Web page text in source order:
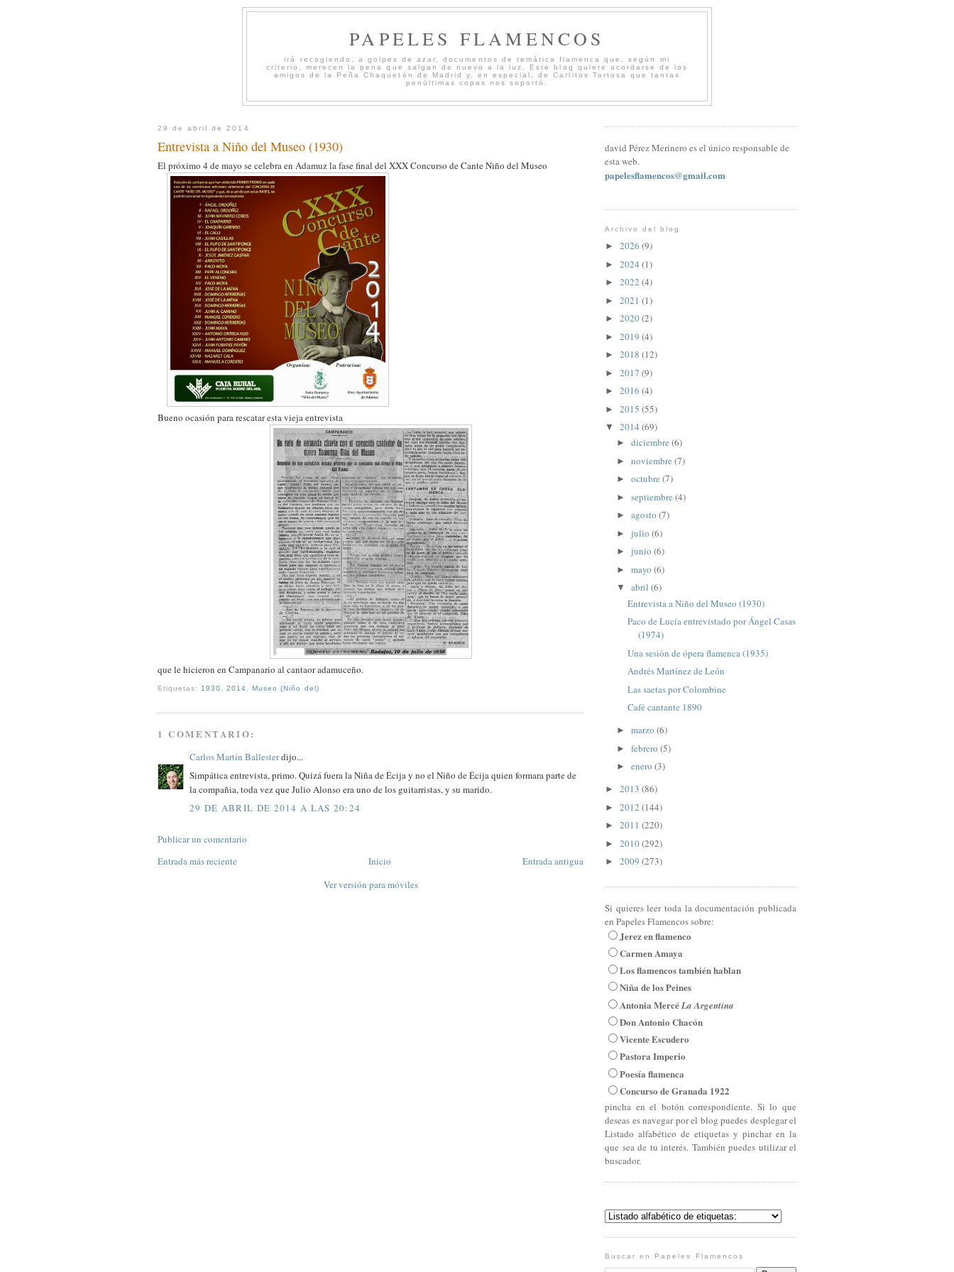
PAPELES FLAMENCOS
irá recogiendo, a golpes de azar, documentos de temática flamenca que, según mi
criterio, merecen la pena que salgan de nuevo a la luz. Este blog quiere acordarse de los
amigos de la Peña Chaquetón de Madrid y, en especial, de Carlitos Tortosa que tantas
penúltimas copas nos soportó.
29 de abril de 2014
Entrevista a Niño del Museo (1930)
El próximo 4 de mayo se celebra en Adamuz la fase final del XXX Concurso de Cante Niño del Museo
Bueno ocasión para rescatar esta vieja entrevista
que le hicieron en Campanario al cantaor adamuceño.
Etiquetas: 1930 ,2014 ,Museo (Niño del)
1 COMENTARIO:
Carlos Martín Ballesterdijo...
Simpática entrevista, primo. Quizá fuera la Niña de Écija y no el Niño de Écija quien formara parte de
la compañia, toda vez que Julio Alonso era uno de los guitarristas, y su marido.
29 DE ABRIL DE 2014 A LAS 20:24
Publicar un comentario
Entrada más reciente
Entrada antigua
Inicio
Ver versión para móviles
david Pérez Merinero es el único responsable de
esta web.
papelesflamencos@gmail.com
Archivo del blog
► 2026 (9)
► 2024 (1)
► 2022 (4)
► 2021 (1)
► 2020(2)
► 2019 (4)
► 2018 (12)
► 2017 (9)
► 2016 (4)
► 2015 (55)
▼ 2014 (69)
► diciembre (6)
► noviembre (7)
► octubre (7)
► septiembre (4)
► agosto (7)
► julio (6)
► junio (6)
► mayo (6)
▼ abril (6)
Entrevista a Niño del Museo (1930)
Paco de Lucía entrevistado por Ángel Casas
(1974)
Una sesión de ópera flamenca (1935)
Andrés Martínez de León
Las saetas por Colombine
Café cantante 1890
► marzo (6)
► febrero (5)
► enero (3)
► 2013 (86)
► 2012 (144)
► 2011 (220)
► 2010(292)
► 2009 (273)
Si quieres leer toda la documentación publicada
en Papeles Flamencos sobre:
Jerez en flamenco
Carmen Amaya
Los flamencos también hablan
Niña de los Peines
Antonia MercéLa Argentina
Don Antonio Chacón
Vicente Escudero
Pastora Imperio
Poesía flamenca
Concurso de Granada 1922
pincha en el botón correspondiente. Si lo que
deseas es navegar por el blog puedes desplegar el
Listado alfabético de etiquetas y pinchar en la
que sea de tu interés. También puedes utilizar el
buscador.
Buscar en Papeles Flamencos